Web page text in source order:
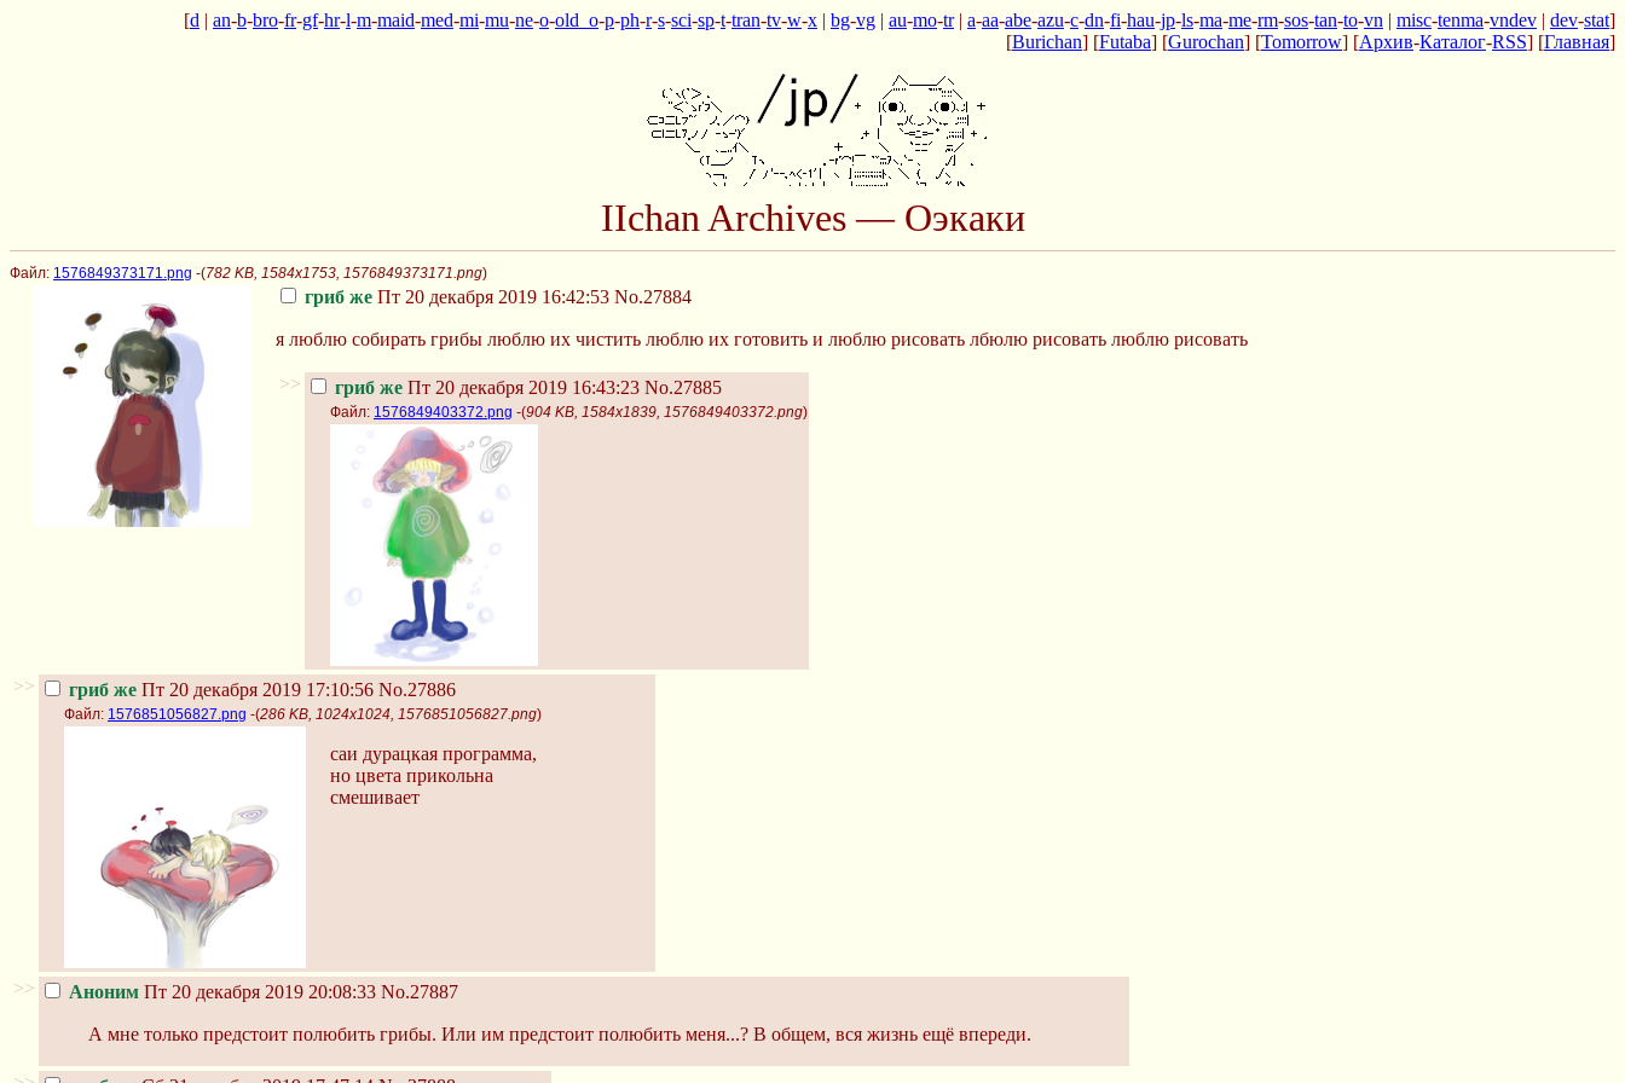
[d | an-b-bro-fr-gf-hr-l-m-maid-med-mi-mu-ne-o-old_o-p-ph-r-s-sci-sp-t-tran-tv-w-x | bg-vg | au-mo-tr| a-aa-abe-azu-c-dn-fi-hau-jp-ls-ma-me-rm-sos-tan-to-vn | misc-tenma-vndev | dev-stat]
[Burichan] [Futaba] [Gurochan] [Tomorrow] [Архив-Каталог-RSS] [Главная]
IIchan Archives — Оэкаки
Файл: 1576849373171.png -(782 KB, 1584x1753, 1576849373171.png)
гриб же Пт 20 декабря 2019 16:42:53 No.27884
я люблю собирать грибы люблю их чистить люблю их готовить и люблю рисовать лбюлю рисовать люблю рисовать
>> гриб же Пт 20 декабря 2019 16:43:23 No.27885
Файл: 1576849403372.png -(904 KB, 1584x1839, 1576849403372.png)
>> гриб же Пт 20 декабря 2019 17:10:56 No.27886
Файл: 1576851056827.png -(286 KB, 1024x1024, 1576851056827.png)
саи дурацкая программа,
но цвета прикольна
смешивает
>> Аноним Пт 20 декабря 2019 20:08:33 No.27887
А мне только предстоит полюбить грибы. Или им предстоит полюбить меня...? В общем, вся жизнь ещё впереди.